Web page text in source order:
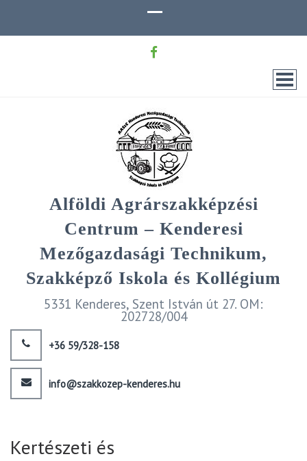
Alföldi Agrárszakképzési
Centrum – Kenderesi
Mezőgazdasági Technikum,
Szakképző Iskola és Kollégium
5331 Kenderes, Szent István út 27. OM:
202728/004
+36 59/328-158
info@szakkozep-kenderes.hu
Kertészeti és